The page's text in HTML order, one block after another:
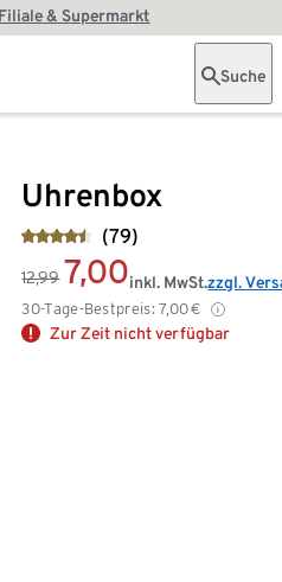
& Supermarkt
Suche
Uhrenbox
(79)
12,99 7,00
30-Tage-Bestpreis: 7,00€
inkl. MwSt.zzgl.
Zur Zeit nicht verfügbar